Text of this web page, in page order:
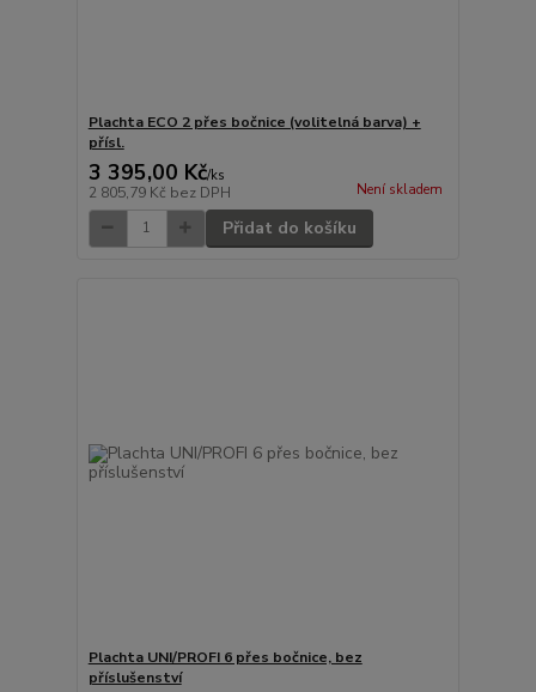
Plachta ECO 2 přes bočnice (volitelná barva) +
přísl.
3 395,00 Kč/ks
2 805,79 Kč bez DPH Není skladem
Přidat do košíku
Plachta UNI/PROFI 6 přes bočnice, bez
příslušenství